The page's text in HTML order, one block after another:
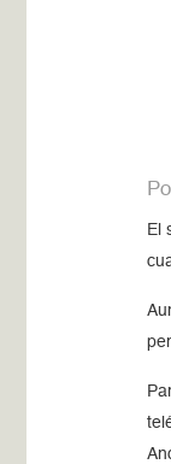
El